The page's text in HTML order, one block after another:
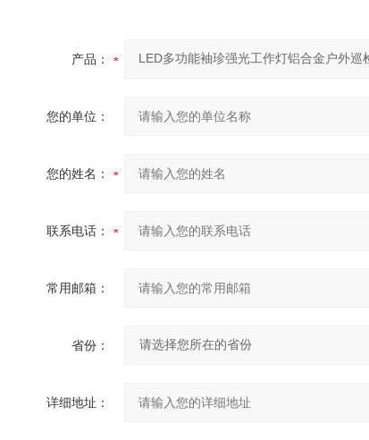
产品：
您的单位：
您的姓名：
联系电话：
常用邮箱：
省份：
详细地址：